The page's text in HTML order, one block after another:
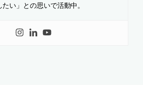
たい」との思いで活動中。